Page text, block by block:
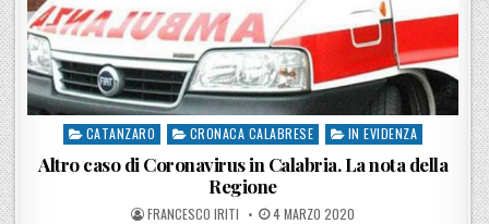
Posted in
CATANZARO CRONACA CALABRESE IN EVIDENZA
Altro caso di Coronavirus in Calabria. La nota della
Regione
POSTED BY
FRANCESCO IRITI POSTED ON
4 MARZO 2020